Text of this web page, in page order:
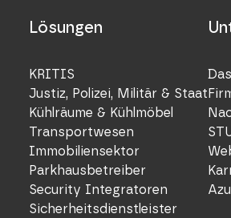
Lösungen
KRITIS
Justiz, Polizei, Militär & Staat
Kühlräume & Kühlmöbel
Transportwesen
Immobiliensektor
Parkhausbetreiber
Security Integratoren
Sicherheitsdienstleister